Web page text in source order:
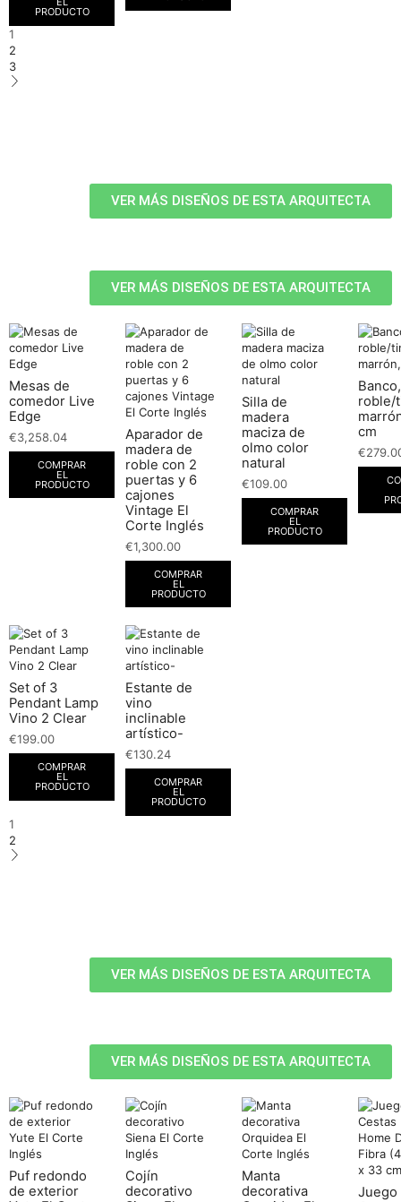
PRODUCTO
1
2
3
VER MÁS DISEÑOS DE ESTA ARQUITECTA
VER MÁS DISEÑOS DE ESTA ARQUITECTA
Mesas de
comedor Live
Edge
€3,258.04
COMPRAR
EL
PRODUCTO
Aparador de
madera de
roble con 2
puertas y 6
cajones
Vintage El
Corte Inglés
€1,300.00
COMPRAR
EL
PRODUCTO
Silla de
madera
maciza de
olmo color
natural
€109.00
COMPRAR
EL
PRODUCTO
roble/
cm
€
Set of 3
Pendant Lamp
Vino 2 Clear
€199.00
COMPRAR
EL
PRODUCTO
Estante de
vino
inclinable
artístico-
€130.24
COMPRAR
EL
PRODUCTO
1
2
VER MÁS DISEÑOS DE ESTA ARQUITECTA
VER MÁS DISEÑOS DE ESTA ARQUITECTA
Puf redondo
de exterior
Cojín
decorativo
Manta
decorativa
Juego